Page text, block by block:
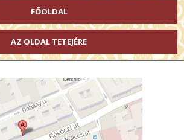
FŐOLDAL
AZ OLDAL TETEJÉRE